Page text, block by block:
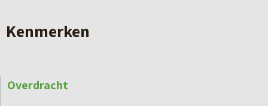
van de stad. Of ervaar het beste van deze twee werelden en
Kenmerken
Overdracht